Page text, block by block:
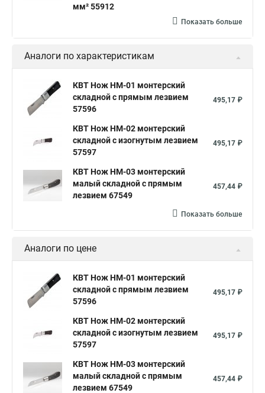
мм² 55912
Показать больше
Аналоги по характеристикам
КВТ Нож НМ-01 монтерский
складной с прямым лезвием
57596
495,17 ₽
КВТ Нож НМ-02 монтерский
складной с изогнутым лезвием
57597
495,17 ₽
КВТ Нож НМ-03 монтерский
малый складной с прямым
лезвием 67549
457,44 ₽
Показать больше
Аналоги по цене
КВТ Нож НМ-01 монтерский
складной с прямым лезвием
57596
495,17 ₽
КВТ Нож НМ-02 монтерский
складной с изогнутым лезвием
57597
495,17 ₽
КВТ Нож НМ-03 монтерский
малый складной с прямым
лезвием 67549
457,44 ₽